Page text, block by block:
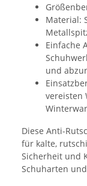
Material:
Einfache
und
vereisten
Diese Anti-
für kalte,
Sicherheit und
Schuharten